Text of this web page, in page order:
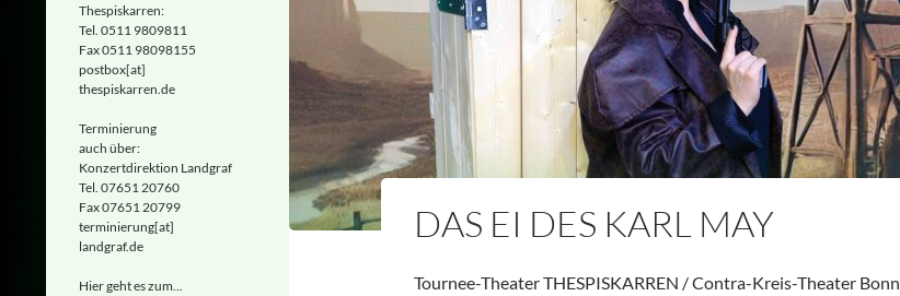
DAS EI DES KARL MAY
Tournee-Theater THESPISKARREN / Contra-Kreis-Theater Bonn
Thespiskarren:
Tel. 0511 9809811
Fax 0511 98098155
postbox[at]
thespiskarren.de
Terminierung
auch über:
Konzertdirektion Landgraf
Tel. 07651 20760
Fax 07651 20799
terminierung[at]
landgraf.de
Hier geht es zum...